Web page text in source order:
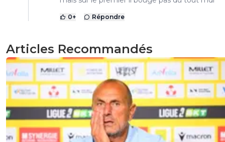
0+ Répondre
Articles Recommandés